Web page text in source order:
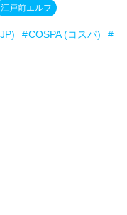
江戸前エルフ
COSPA (コスパ)